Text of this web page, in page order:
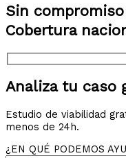
Sin compromiso
Cobertura
Analiza tu caso
Estudio de viabilidad
menos de 24h.
¿EN QUÉ PODEMOS